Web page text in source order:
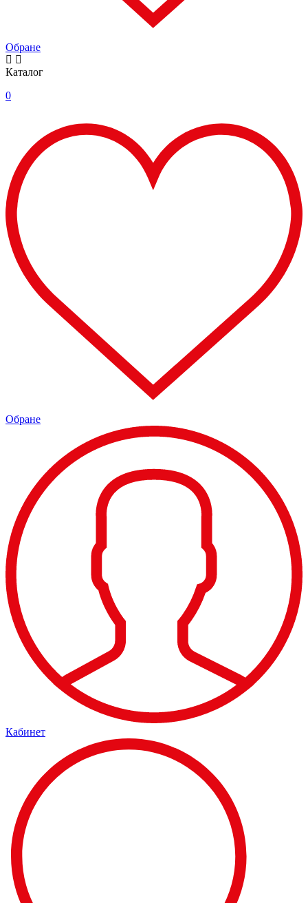
Обране
Каталог
0
Обране
Кабинет